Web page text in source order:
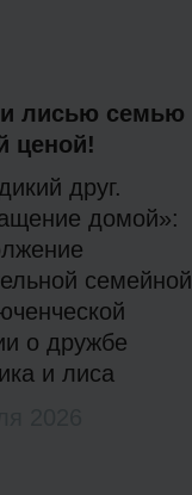
лисью семью
ценой!
друг.
домой»:
семейной
о дружбе
и лиса